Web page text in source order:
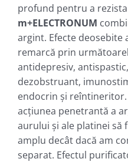
profund pentru a
m+ELECTRONUM
argint. Efecte deosebite
remarcă prin
antidepresiv,
dezobstruant,
endocrin şi
acţiunea penetrantă a
aurului şi ale platinei să
amplu decât dacă am
separat. Efectul